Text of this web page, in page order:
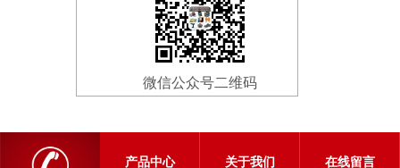
微信公众号二维码
产品中心 关于我们 在线留言